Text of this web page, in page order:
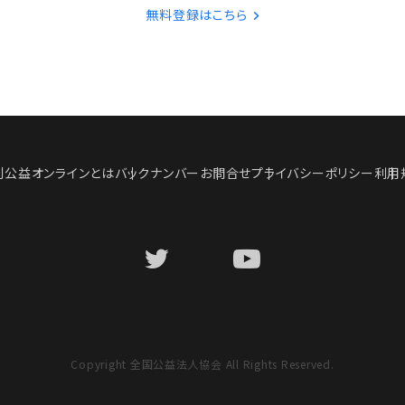
無料登録はこちら
益オンラインとはバックナンバー お問合せプライバシーポリシー利用
Copyright 全国公益法人協会 All Rights Reserved.